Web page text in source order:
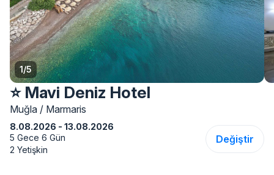
⭐ Mavi Deniz Hotel
Muğla / Marmaris
8.08.2026 - 13.08.2026
5 Gece 6 Gün
2 Yetişkin
Değiştir
1/5